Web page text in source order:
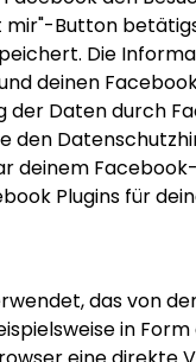
mir"-Button
Die
deinen
Daten durch
den
Plugins für
das von
in